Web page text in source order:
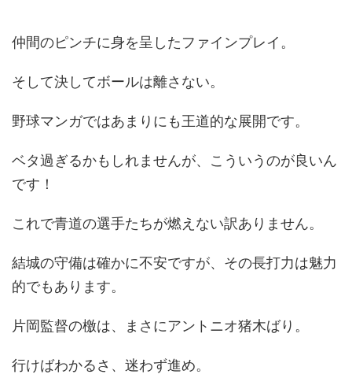
仲間のピンチに身を呈したファインプレイ。
そして決してボールは離さない。
野球マンガではあまりにも王道的な展開です。
ベタ過ぎるかもしれませんが、こういうのが良いん
です！
これで青道の選手たちが燃えない訳ありません。
結城の守備は確かに不安ですが、その長打力は魅力
的でもあります。
片岡監督の檄は、まさにアントニオ猪木ばり。
行けばわかるさ、迷わず進め。